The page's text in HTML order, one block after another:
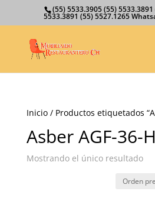
(55) 5533.3905 (55)
5533.3891 (55) 5527.1265
Inicio/ Productos etiquetados
Asber AGF-36-
Mostrando el único resultado